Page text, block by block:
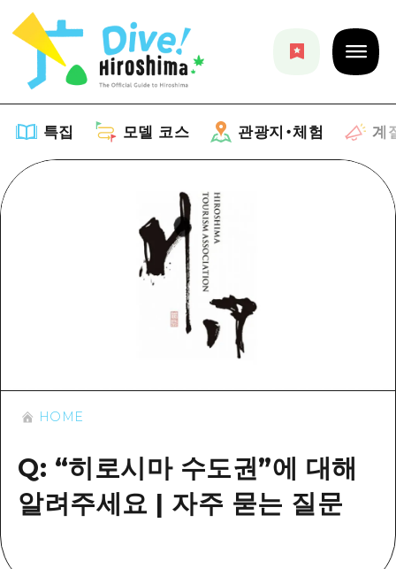
특집 모델 코스 관광지・체험 계
목록
추천
음식/술
쇼핑
스포츠
모델 코스
Dive! Hiroshima 공식 가이드
빈고(備後)
비북(備北)
관광지・체험
빈고(備後)
비북(備北)
유용한 정보
목록
HOME
HOME
Q: “히로시마 수도권”에 대해
알려주세요 | 자주 묻는 질문